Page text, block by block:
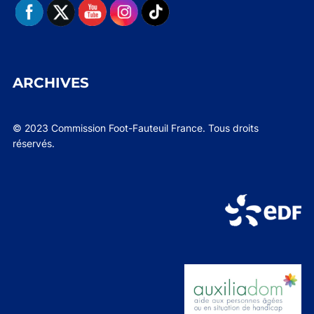
ARCHIVES
© 2023 Commission Foot-Fauteuil France. Tous droits
réservés.